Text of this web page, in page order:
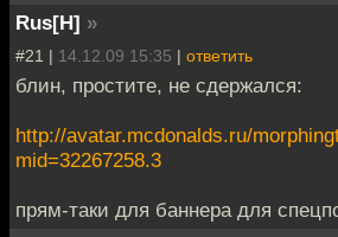
Rus[H] »
#21 | 14.12.09 15:35 | ответить
блин, простите, не сдержался:
http://avatar.mcdonalds.ru/
mid=32267258.3
прям-таки для баннера для